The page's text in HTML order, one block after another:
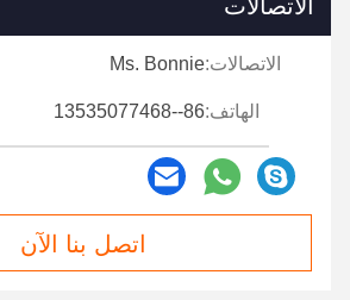
الاتصالات
الاتصالات:Ms. Bonnie
الهاتف:86--13535077468
اتصل بنا الآن